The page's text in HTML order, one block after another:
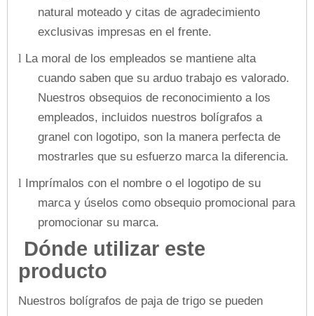
natural moteado y citas de agradecimiento
exclusivas impresas en el frente.
l La moral de los empleados se mantiene alta
cuando saben que su arduo trabajo es valorado.
Nuestros obsequios de reconocimiento a los
empleados, incluidos nuestros bolígrafos a
granel con logotipo, son la manera perfecta de
mostrarles que su esfuerzo marca la diferencia.
l Imprímalos con el nombre o el logotipo de su
marca y úselos como obsequio promocional para
promocionar su marca.
Dónde utilizar este
producto
Nuestros bolígrafos de paja de trigo se pueden